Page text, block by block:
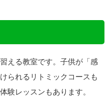
える教室です。子供が「感
られるリトミックコースも
験レッスンもあります。